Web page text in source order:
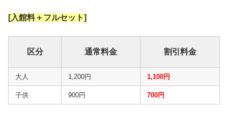
[入館料＋フルセット]
区分 通常料金 割引料金
大人 1,200円 1,100円
子供 900円 700円